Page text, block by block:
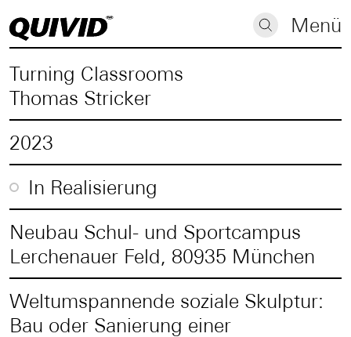
Menü
Turning Classrooms
Thomas Stricker
2023
In Realisierung
Neubau Schul- und Sportcampus
Lerchenauer Feld, 80935 München
Weltumspannende soziale Skulptur:
Bau oder Sanierung einer